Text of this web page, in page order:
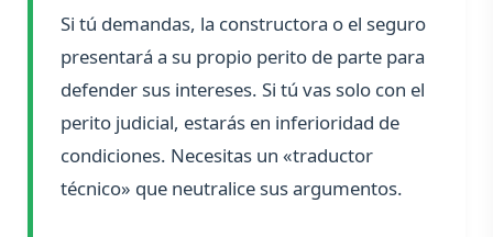
Si tú demandas, la constructora o el seguro
presentará a su propio perito de parte para
defender sus intereses. Si tú vas solo con el
perito judicial, estarás en inferioridad de
condiciones. Necesitas un «traductor
técnico» que neutralice sus argumentos.